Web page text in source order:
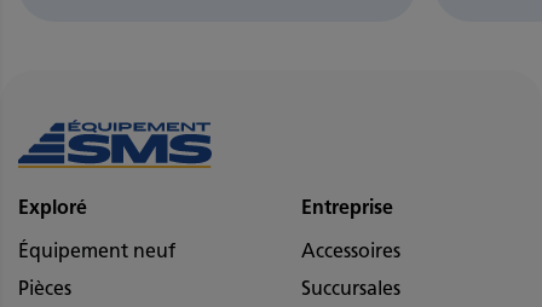
Exploré
Équipement neuf
Pièces
Entreprise
Accessoires
Succursales